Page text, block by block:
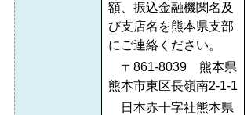
額、振込金融機関名及
び支店名を熊本県支部
にご連絡ください。
〒861-8039 熊本県
熊本市東区長嶺南2-1-1
日本赤十字社熊本県